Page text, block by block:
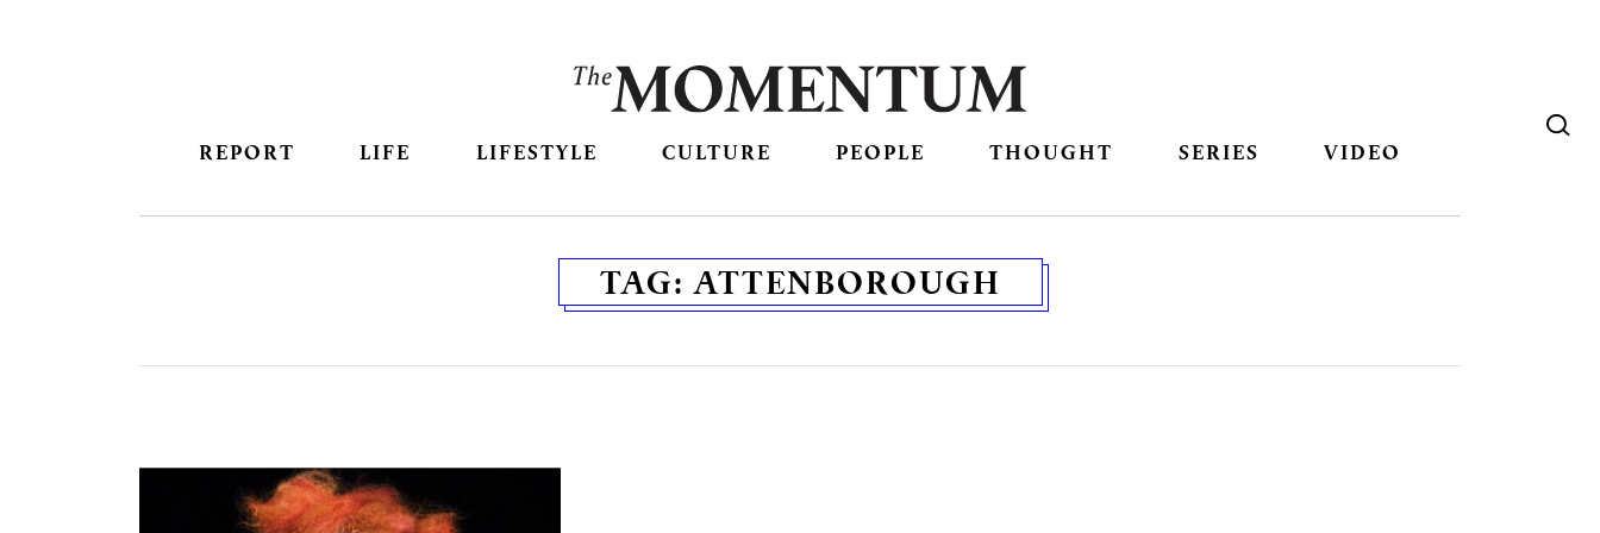
REPORT LIFE LIFESTYLE CULTURE PEOPLE THOUGHT SERIES VIDEO
TAG:ATTENBOROUGH